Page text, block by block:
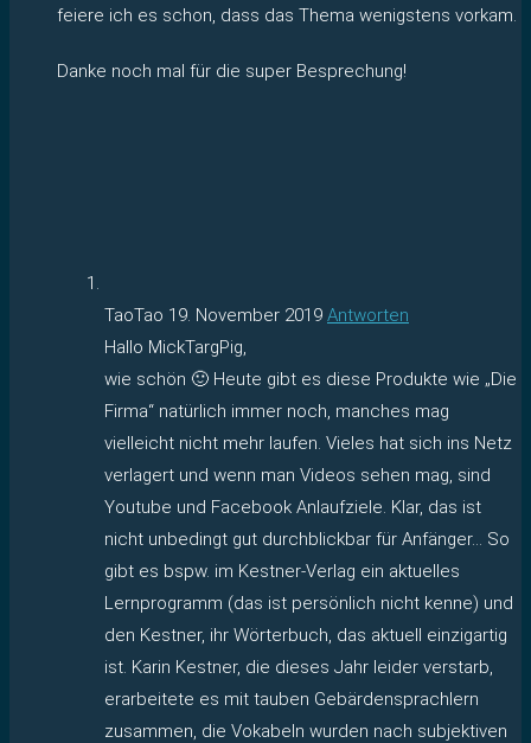
feiere ich es schon, dass das Thema wenigstens vorkam.
Danke noch mal für die super Besprechung!
TaoTao 19. November 2019 Antworten
Hallo MickTargPig,
wie schön 🙂 Heute gibt es diese Produkte wie „Die
Firma“ natürlich immer noch, manches mag
vielleicht nicht mehr laufen. Vieles hat sich ins Netz
verlagert und wenn man Videos sehen mag, sind
Youtube und Facebook Anlaufziele. Klar, das ist
nicht unbedingt gut durchblickbar für Anfänger… So
gibt es bspw. im Kestner-Verlag ein aktuelles
Lernprogramm (das ist persönlich nicht kenne) und
den Kestner, ihr Wörterbuch, das aktuell einzigartig
ist. Karin Kestner, die dieses Jahr leider verstarb,
erarbeitete es mit tauben Gebärdensprachlern
zusammen, die Vokabeln wurden nach subjektiven